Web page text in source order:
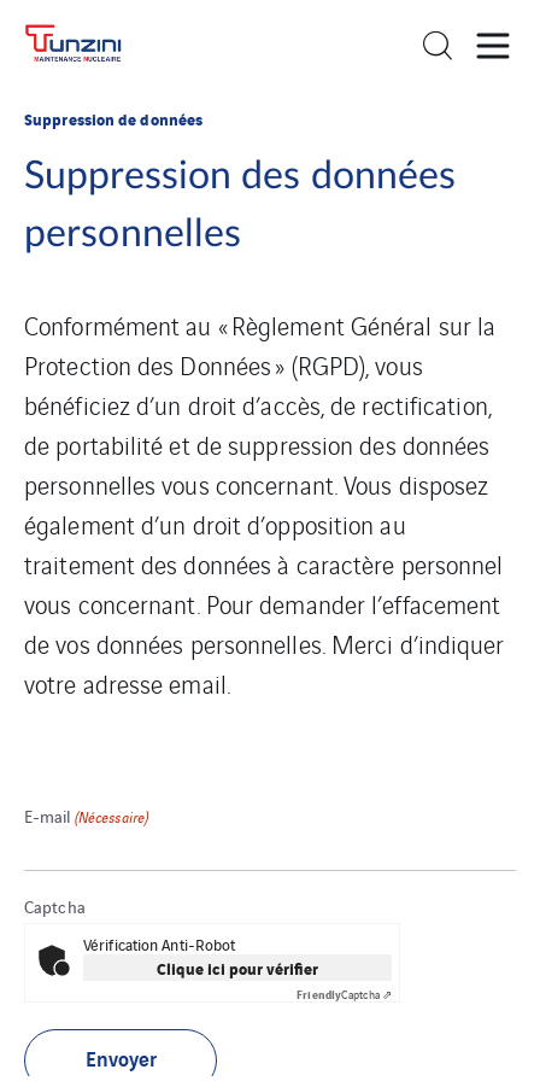
Suppression de données
Suppression des données
personnelles
Conformément au « Règlement Général sur la
Protection des Données » (RGPD), vous
bénéficiez d’un droit d’accès, de rectification,
de portabilité et de suppression des données
personnelles vous concernant. Vous disposez
également d’un droit d’opposition au
traitement des données à caractère personnel
vous concernant. Pour demander l’effacement
de vos données personnelles. Merci d’indiquer
votre adresse email.
E-mail (Nécessaire)
Captcha
Vérification Anti-Robot
Clique ici pour vérifier
FriendlyCaptcha ⇗